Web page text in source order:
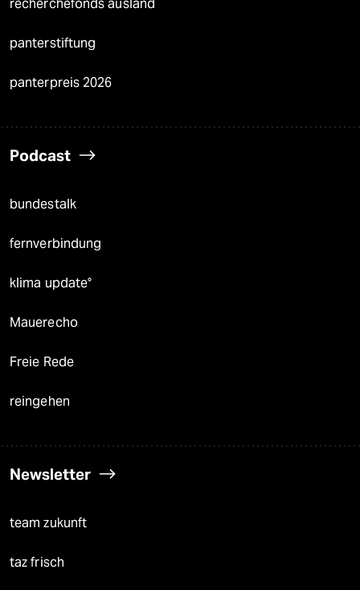
recherchefonds ausland
panterstiftung
panterpreis 2026
Podcast
bundestalk
fernverbindung
klima update°
Mauerecho
Freie Rede
reingehen
Newsletter
team zukunft
taz frisch